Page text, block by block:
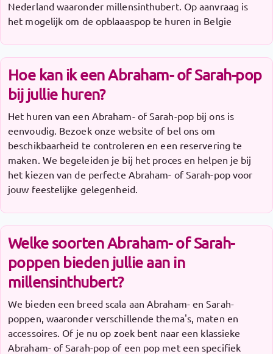
Nederland waaronder millensinthubert. Op aanvraag is
het mogelijk om de opblaaaspop te huren in Belgie
Hoe kan ik een Abraham- of Sarah-pop
bij jullie huren?
Het huren van een Abraham- of Sarah-pop bij ons is
eenvoudig. Bezoek onze website of bel ons om
beschikbaarheid te controleren en een reservering te
maken. We begeleiden je bij het proces en helpen je bij
het kiezen van de perfecte Abraham- of Sarah-pop voor
jouw feestelijke gelegenheid.
Welke soorten Abraham- of Sarah-
poppen bieden jullie aan in
millensinthubert?
We bieden een breed scala aan Abraham- en Sarah-
poppen, waaronder verschillende thema's, maten en
accessoires. Of je nu op zoek bent naar een klassieke
Abraham- of Sarah-pop of een pop met een specifiek